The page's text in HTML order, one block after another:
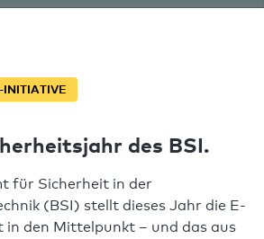
Notfällen
INITIATIVE
des BSI.
für Sicherheit in der
(BSI) stellt dieses Jahr die E-
in den Mittelpunkt – und das aus